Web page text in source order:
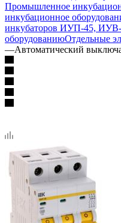
Промышленное
инкубационное
инкубаторов ИУП-45,
оборудованиюОтдельные
—Автоматический